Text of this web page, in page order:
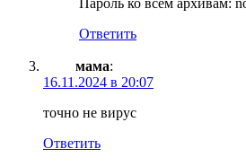
Ответить
мама:
16.11.2024 в 20:07
точно не вирус
Ответить